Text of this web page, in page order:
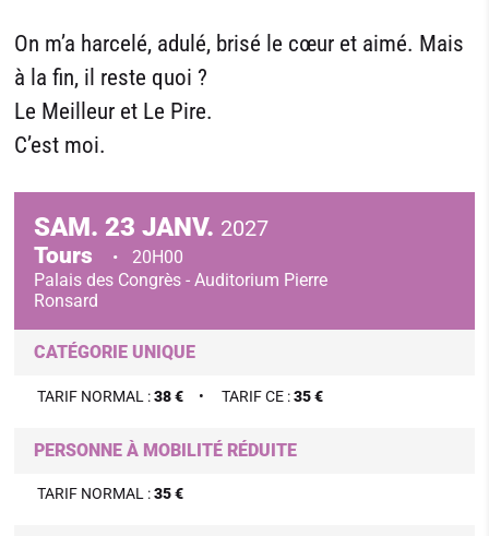
On m’a harcelé, adulé, brisé le cœur et aimé. Mais
à la fin, il reste quoi ?
Le Meilleur et Le Pire.
C’est moi.
SAM. 23 JANV. 2027
Tours
20H00
Palais des Congrès - Auditorium Pierre
Ronsard
CATÉGORIE UNIQUE
TARIF NORMAL :38 € TARIF CE :35 €
PERSONNE À MOBILITÉ RÉDUITE
TARIF NORMAL :35 €